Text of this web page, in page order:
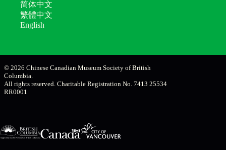
简体中文
繁體中文
English
© 2026 Chinese Canadian Museum Society of British
Columbia.
All rights reserved. Charitable Registration No. 7413 25534
RR0001